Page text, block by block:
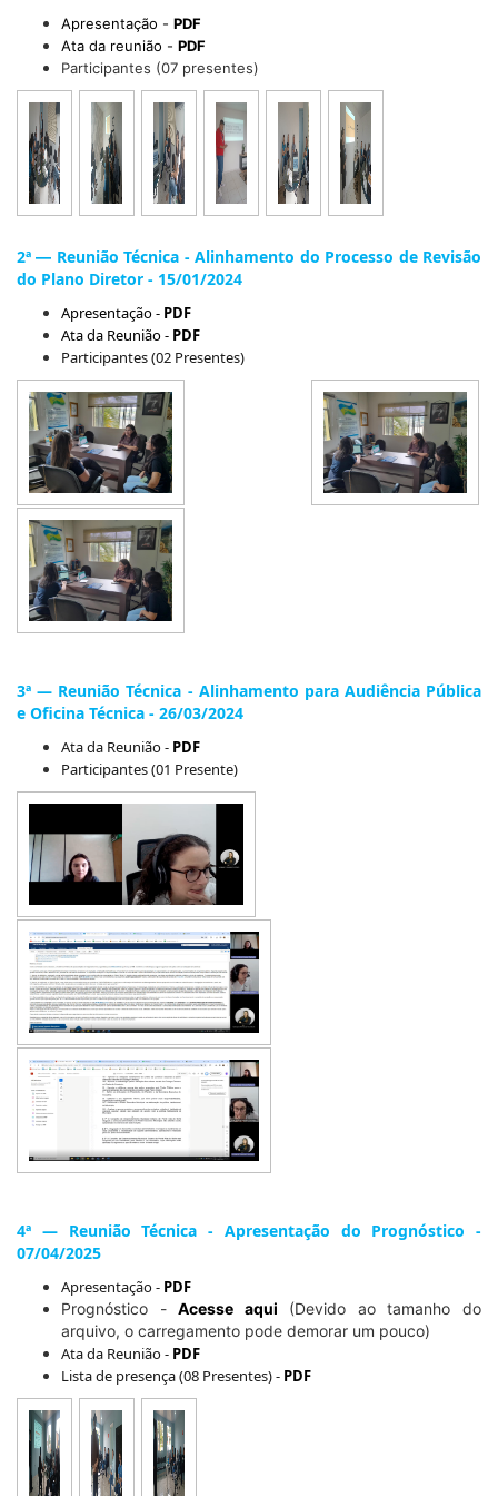
Apresentação - PDF
Ata da reunião - PDF
Participantes (07 presentes)
2ª— Reunião Técnica - Alinhamento do Processo de Revisão
do Plano Diretor - 15/01/2024
Apresentação - PDF
Ata da Reunião - PDF
Participantes (02 Presentes)
3ª — Reunião Técnica - Alinhamento para Audiência Pública
e Oficina Técnica - 26/03/2024
Ata da Reunião - PDF
Participantes (01 Presente)
4ª — Reunião Técnica - Apresentação do Prognóstico -
07/04/2025
Apresentação - PDF
Prognóstico -Acesse aqui
(Devido ao tamanho do
arquivo, o carregamento pode demorar um pouco)
Ata da Reunião - PDF
Lista de presença (08 Presentes) - PDF